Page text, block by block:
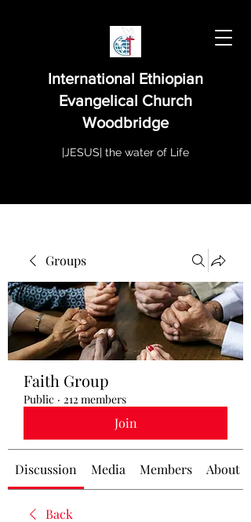
International Ethiopian
Evangelical Church
Woodbridge
|JESUS| the water of Life
Groups
Faith Group
Public · 212 members
Join
Discussion Media Members About
Back